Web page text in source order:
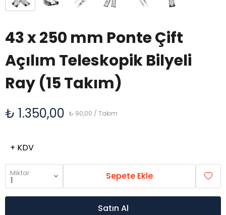
43 x 250 mm Ponte Çift
Açılım Teleskopik Bilyeli
Ray (15 Takım)
₺ 1.350,00 ₺ 90,00 / Takım
+ KDV
Miktar Sepete Ekle
Satın Al